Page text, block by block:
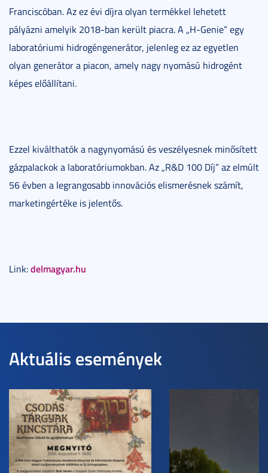
Franciscóban. Az ez évi díjra olyan termékkel lehetett
pályázni amelyik 2018-ban került piacra. A „H-Genie” egy
laboratóriumi hidrogéngenerátor, jelenleg ez az egyetlen
olyan generátor a piacon, amely nagy nyomású hidrogént
képes előállítani.
Ezzel kiválthatók a nagynyomású és veszélyesnek minősített
gázpalackok a laboratóriumokban. Az „R&D 100 Díj” az elmúlt
56 évben a legrangosabb innovációs elismerésnek számít,
marketingértéke is jelentős.
Link:delmagyar.hu
Aktuális események